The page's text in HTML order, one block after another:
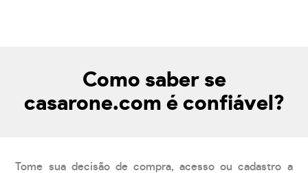
Como saber se
casarone.com é confiável?
Tome sua decisão de compra, acesso ou cadastro a